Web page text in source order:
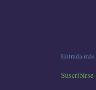
Entrada
Suscribirse